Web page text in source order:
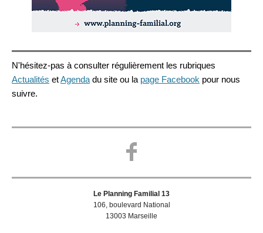
N'hésitez-pas à consulter régulièrement les rubriques
Actualités etAgenda du site ou la page Facebook pour nous
suivre.
Le Planning Familial 13
106, boulevard National
13003 Marseille